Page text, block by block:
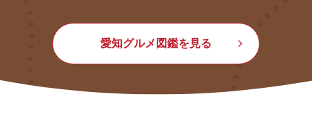
愛知グルメ図鑑を見る